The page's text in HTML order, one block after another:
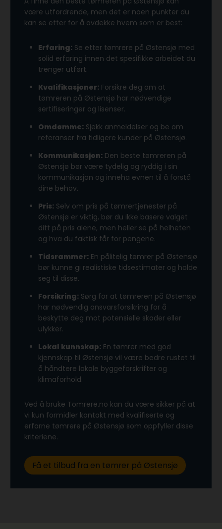
være utfordrende, men det er noen punkter du
kan se etter for å avdekke hvem som er best:
Erfaring: Se etter tømrere på Østensjø med
solid erfaring innen det spesifikke arbeidet du
trenger utført.
Kvalifikasjoner: Forsikre deg om at
tømreren på Østensjø har nødvendige
sertifiseringer og lisenser.
Omdømme: Sjekk anmeldelser og be om
referanser fra tidligere kunder på Østensjø.
Kommunikasjon: Den beste tømreren på
Østensjø bør være tydelig og ryddig i sin
kommunikasjon og inneha evnen til å forstå
dine behov.
Pris: Selv om pris på tømrertjenester på
Østensjø er viktig, bør du ikke basere valget
ditt på pris alene, men heller se på helheten
og hva du faktisk får for pengene.
Tidsrammer: En pålitelig tømrer på Østensjø
bør kunne gi realistiske tidsestimater og holde
seg til disse.
Forsikring: Sørg for at tømreren på Østensjø
har nødvendig ansvarsforsikring for å
beskytte deg mot potensielle skader eller
ulykker.
Lokal kunnskap: En tømrer med god
kjennskap til Østensjø vil være bedre rustet til
å håndtere lokale byggeforskrifter og
klimaforhold.
Ved å bruke Tomrere.no kan du være sikker på at
vi kun formidler kontakt med kvalifiserte og
erfarne tømrere på Østensjø som oppfyller disse
kriteriene.
Få et tilbud fra en tømrer på Østensjø